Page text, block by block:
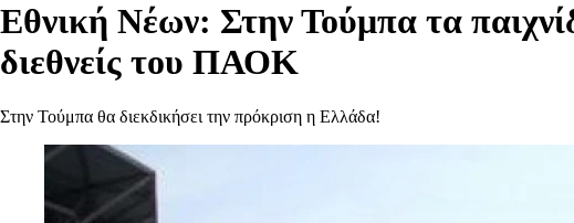
Εθνική Νέων: Στην Τούμπα τα
διεθνείς του ΠΑΟΚ
Στην Τούμπα θα διεκδικήσει την πρόκριση η Ελλάδα!